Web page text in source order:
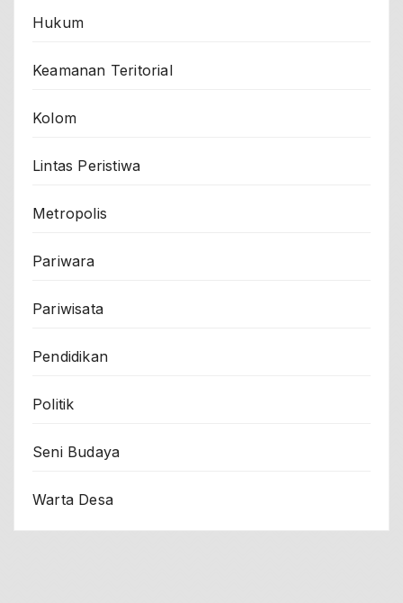
Hukum
Keamanan Teritorial
Kolom
Lintas Peristiwa
Metropolis
Pariwara
Pariwisata
Pendidikan
Politik
Seni Budaya
Warta Desa